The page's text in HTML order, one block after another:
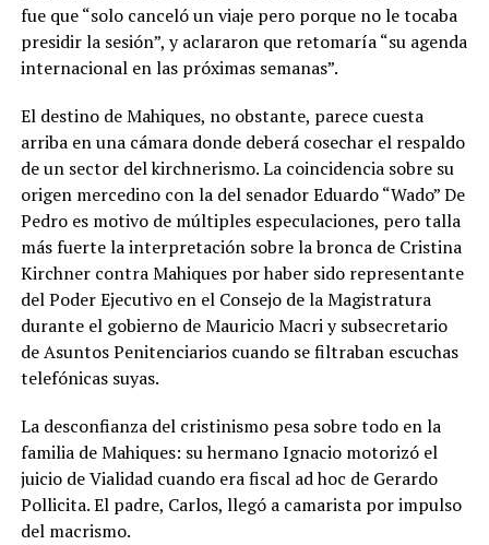
fue que “solo canceló un viaje pero porque no le tocaba
presidir la sesión”, y aclararon que retomaría “su agenda
internacional en las próximas semanas”.
El destino de Mahiques, no obstante, parece cuesta
arriba en una cámara donde deberá cosechar el respaldo
de un sector del kirchnerismo. La coincidencia sobre su
origen mercedino con la del senador Eduardo “Wado” De
Pedro es motivo de múltiples especulaciones, pero talla
más fuerte la interpretación sobre la bronca de Cristina
Kirchner contra Mahiques por haber sido representante
del Poder Ejecutivo en el Consejo de la Magistratura
durante el gobierno de Mauricio Macri y subsecretario
de Asuntos Penitenciarios cuando se filtraban escuchas
telefónicas suyas.
La desconfianza del cristinismo pesa sobre todo en la
familia de Mahiques: su hermano Ignacio motorizó el
juicio de Vialidad cuando era fiscal ad hoc de Gerardo
Pollicita. El padre, Carlos, llegó a camarista por impulso
del macrismo.